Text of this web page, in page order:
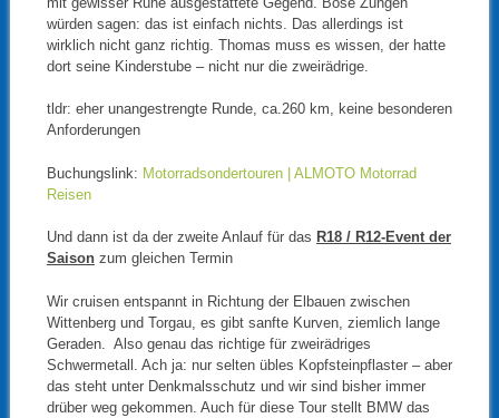
würden sagen: das ist einfach nichts. Das allerdings ist
wirklich nicht ganz richtig. Thomas muss es wissen, der hatte
dort seine Kinderstube – nicht nur die zweirädrige.
tldr: eher unangestrengte Runde, ca.260 km, keine besonderen
Anforderungen
Buchungslink: Motorradsondertouren | ALMOTO Motorrad
Reisen
Und dann ist da der zweite Anlauf für das R18 / R12-Event der
Saisonzum gleichen Termin
Wir cruisen entspannt in Richtung der Elbauen zwischen
Wittenberg und Torgau, es gibt sanfte Kurven, ziemlich lange
Geraden. Also genau das richtige für zweirädriges
Schwermetall. Ach ja: nur selten übles Kopfsteinpflaster – aber
das steht unter Denkmalsschutz und wir sind bisher immer
drüber weg gekommen. Auch für diese Tour stellt BMW das